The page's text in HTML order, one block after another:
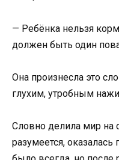
— Ребёнка нельзя
должен быть один
Она произнесла это
глухим, утробным
Словно делила мир на
разумеется, оказалась